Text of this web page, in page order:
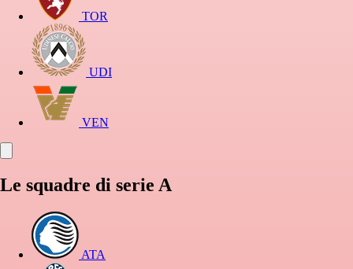
TOR
UDI
VEN
Le squadre di serie A
ATA